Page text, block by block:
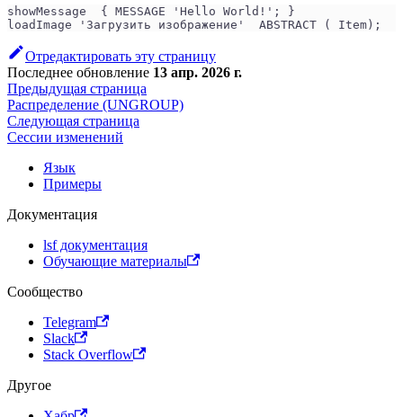
loadImage 'Загрузить изображение'  ABSTRACT ( Item);
Отредактировать эту страницу
Последнее обновление 13 апр. 2026 г.
Предыдущая страница
Распределение (UNGROUP)
Следующая страница
Сессии изменений
Язык
Примеры
Документация
lsf документация
Обучающие материалы
Сообщество
Telegram
Slack
Stack Overflow
Другое